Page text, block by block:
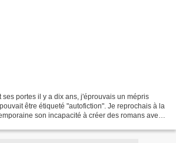
ses portes il y a dix ans, j'éprouvais un mépris
être étiqueté "autofiction". Je reprochais à la
son incapacité à créer des romans avec